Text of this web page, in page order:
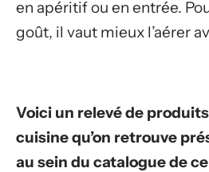
en apéritif ou en entrée.
goût, il vaut mieux l’aérer
Voici un relevé de
cuisine qu’on retrouve
au sein du catalogue de